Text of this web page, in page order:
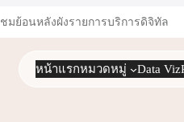
ชมย้อนหลังผังรายการบริการดิจิทัล
หน้าแรกหมวดหมู่ Data Viz